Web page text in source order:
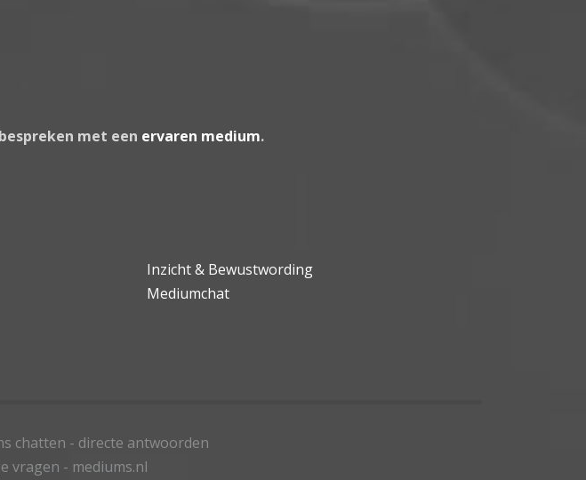
met een ervaren medium.
Inzicht & Bewustwording
Mediumchat
chatten - directe antwoorden
vragen - mediums.nl